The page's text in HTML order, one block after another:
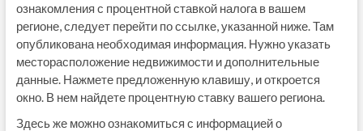
ознакомления с процентной ставкой налога в вашем
регионе, следует перейти по ссылке, указанной ниже. Там
опубликована необходимая информация. Нужно указать
месторасположение недвижимости и дополнительные
данные. Нажмете предложенную клавишу, и откроется
окно. В нем найдете процентную ставку вашего региона.
Здесь же можно ознакомиться с информацией о